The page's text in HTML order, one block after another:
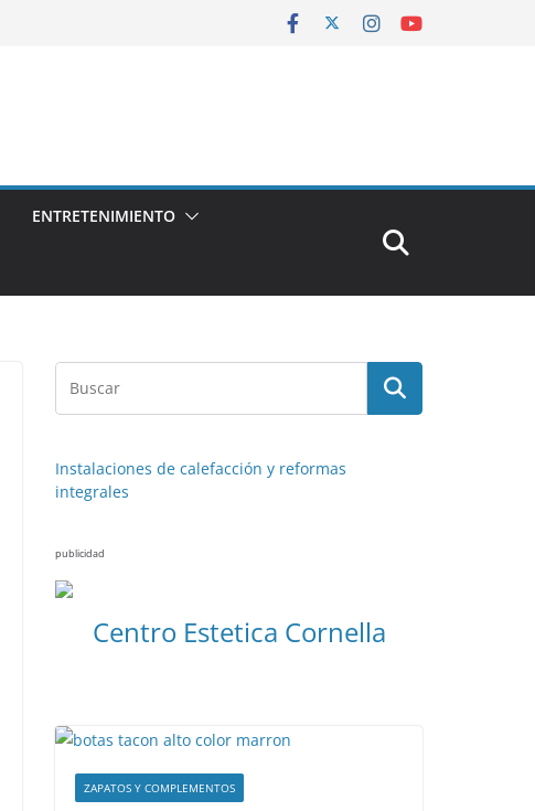
ENTRETENIMIENTO
Instalaciones de calefacción y reformas
integrales
publicidad
Centro Estetica Cornella
ZAPATOS Y COMPLEMENTOS